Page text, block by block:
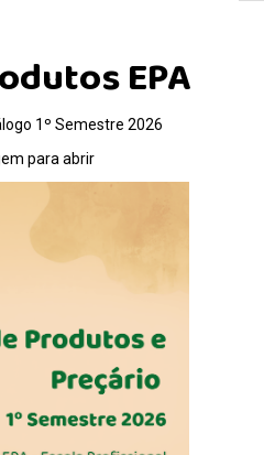
EPA
1º Semestre 2026
para abrir